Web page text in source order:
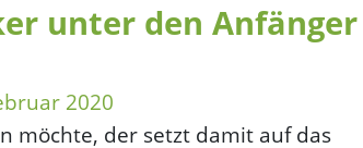
unter den Anfänger
2020
möchte, der setzt damit auf das